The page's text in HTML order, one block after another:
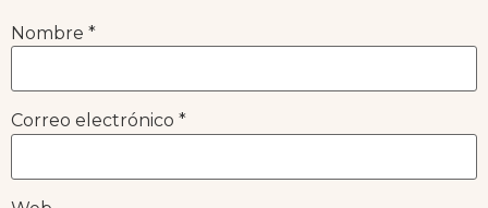
Nombre *
Correo electrónico *